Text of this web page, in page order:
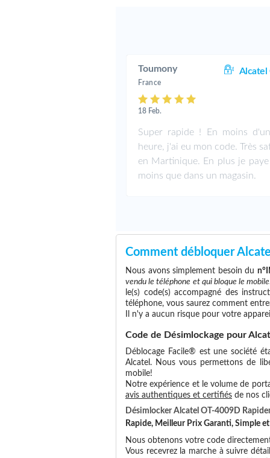
Toumony Alcatel
France
18 Feb.
Super rapide ! En moins
heure, j'ai eu mon code. Très
en Martinique. En plus je
moins que dans un magasin.
Comment débloquer
Nous avons simplement besoin du
vendu le téléphone et qui bloque le mobile
le(s) code(s) accompagné des
téléphone, vous saurez comment
Il n'y a aucun risque pour votre
Code de Désimlockage pour
Déblocage Facile® est une société
Alcatel. Nous vous permettons de
mobile!
Notre expérience et le volume de
avis authentiques et certifiés de nos
Désimlocker Alcatel OT-4009D
Rapide, Meilleur Prix Garanti, Simple
Nous obtenons votre code
Vous recevrez la marche à suivre